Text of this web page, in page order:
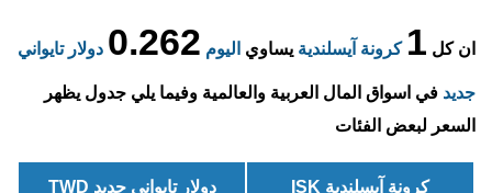
ان كل 1 كرونة آيسلندية يساوي اليوم 0.262 دولار تايواني
جديد في اسواق المال العربية والعالمية وفيما يلي جدول يظهر
السعر لبعض الفئات
كرونة آيسلندية ISK دولار تايواني جديد TWD